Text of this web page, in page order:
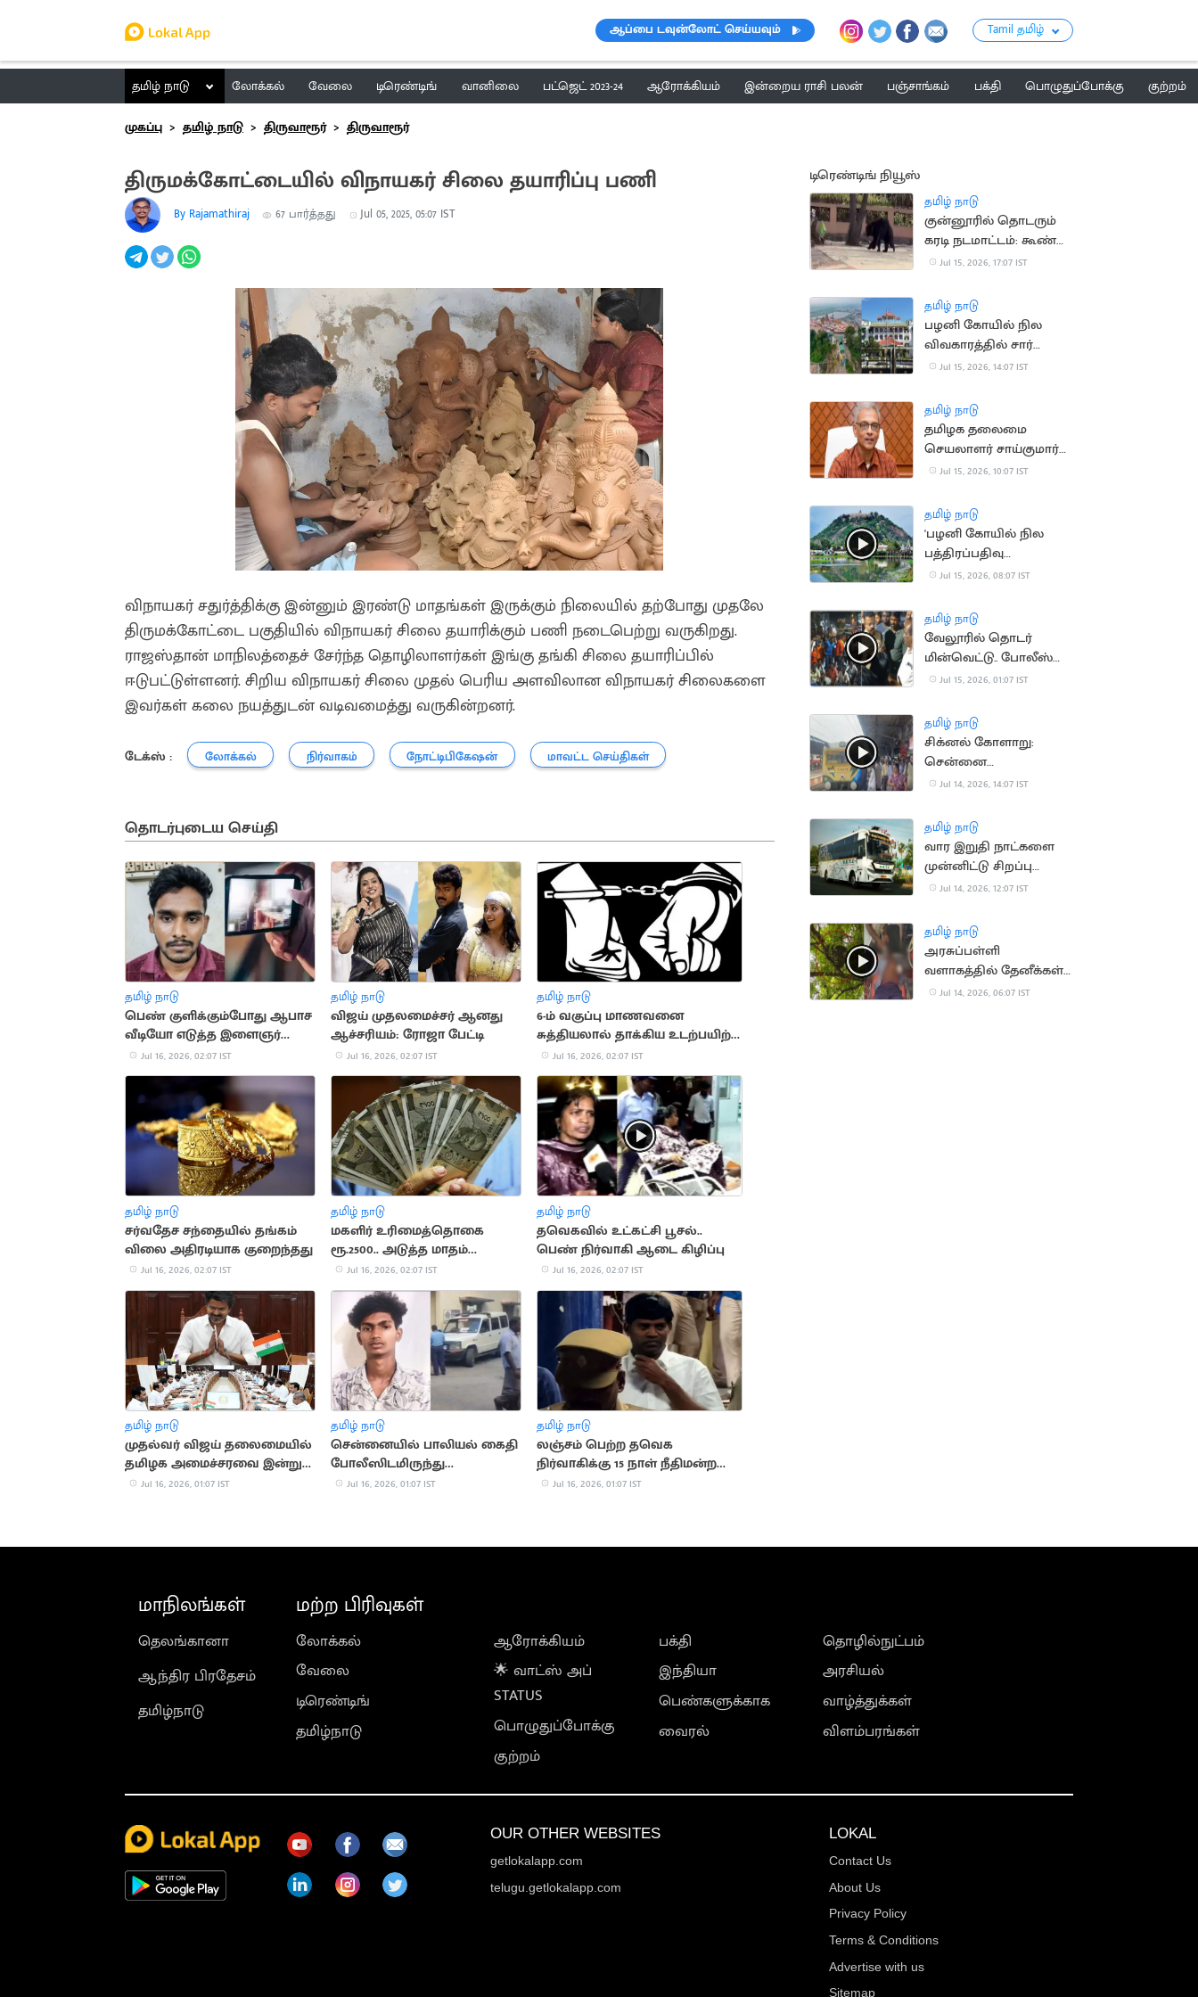
ஆப்பை டவுன்லோட் செய்யவும் Tamil தமிழ்
தமிழ் நாடு லோக்கல் வேலை டிரெண்டிங் வானிலை பட்ஜெட் 2023-24 ஆரோக்கியம் இன்றைய ராசி பலன் பஞ்சாங்கம் பக்தி பொழுதுப்போக்கு
குற்றம்
முகப்பு
தமிழ் நாடு திருவாரூர் திருவாரூர்
திருமக்கோட்டையில் விநாயகர் சிலை தயாரிப்பு பணி
By Rajamathiraj 67 பார்த்தது Jul 05, 2025, 05:07 IST
விநாயகர் சதுர்த்திக்கு இன்னும் இரண்டு மாதங்கள் இருக்கும் நிலையில் தற்போது முதலே
திருமக்கோட்டை பகுதியில் விநாயகர் சிலை தயாரிக்கும் பணி நடைபெற்று வருகிறது.
ராஜஸ்தான் மாநிலத்தைச் சேர்ந்த தொழிலாளர்கள் இங்கு தங்கி சிலை தயாரிப்பில்
ஈடுபட்டுள்ளனர். சிறிய விநாயகர் சிலை முதல் பெரிய அளவிலான விநாயகர் சிலைகளை
இவர்கள் கலை நயத்துடன் வடிவமைத்து வருகின்றனர்.
டேக்ஸ் : லோக்கல் நிர்வாகம் நோட்டிபிகேஷன் மாவட்ட செய்திகள்
தொடர்புடைய செய்தி
தமிழ் நாடு
பெண் குளிக்கும்போது ஆபாச
வீடியோ எடுத்த இளைஞர்
கைது
Jul 16, 2026, 02:07 IST
தமிழ் நாடு
விஜய் முதலமைச்சர் ஆனது
ஆச்சரியம்: ரோஜா பேட்டி
Jul 16, 2026, 02:07 IST
தமிழ் நாடு
6-ம் வகுப்பு மாணவனை
சுத்தியலால் தாக்கிய உடற்பயிற்சி
ஆசிரியர்
Jul 16, 2026, 02:07 IST
தமிழ் நாடு
சர்வதேச சந்தையில் தங்கம்
விலை அதிரடியாக குறைந்தது
Jul 16, 2026, 02:07 IST
தமிழ் நாடு
மகளிர் உரிமைத்தொகை
ரூ.2500.. அடுத்த மாதம்
வெளியாக வாய்ப்பு
Jul 16, 2026, 02:07 IST
தமிழ் நாடு
தவெகவில் உட்கட்சி பூசல்..
பெண் நிர்வாகி ஆடை கிழிப்பு
Jul 16, 2026, 02:07 IST
தமிழ் நாடு
முதல்வர் விஜய் தலைமையில்
தமிழக அமைச்சரவை இன்று
கூடுகிறது!
Jul 16, 2026, 01:07 IST
தமிழ் நாடு
சென்னையில் பாலியல் கைதி
போலீஸிடமிருந்து
தப்பியோட்டம்
Jul 16, 2026, 01:07 IST
தமிழ் நாடு
லஞ்சம் பெற்ற தவெக
நிர்வாகிக்கு 15 நாள் நீதிமன்ற
காவல்
Jul 16, 2026, 01:07 IST
டிரெண்டிங் நியூஸ்
தமிழ் நாடு
குன்னூரில் தொடரும்
கரடி நடமாட்டம்: கூண்டு
வைக்க பொதுமக்கள்
Jul 15, 2026, 17:07 IST
தமிழ் நாடு
பழனி கோயில் நில
விவகாரத்தில் சார்
பதிவாளர் கைதுக்கு
Jul 15, 2026, 14:07 IST
தமிழ் நாடு
தமிழக தலைமை
செயலாளர் சாய்குமார்
பதவிக்காலம் 6
Jul 15, 2026, 10:07 IST
தமிழ் நாடு
'பழனி கோயில் நில
பத்திரப்பதிவு
செல்லாது'.. நீதிமன்றம்
Jul 15, 2026, 08:07 IST
தமிழ் நாடு
வேலூரில் தொடர்
மின்வெட்டு.. போலீஸ்
பேச்சால் சர்ச்சை
Jul 15, 2026, 01:07 IST
தமிழ் நாடு
சிக்னல் கோளாறு:
சென்னை
கடற்கரையில் புறநகர்
Jul 14, 2026, 14:07 IST
தமிழ் நாடு
வார இறுதி நாட்களை
முன்னிட்டு சிறப்பு
பேருந்துகள் இயக்கம்
Jul 14, 2026, 12:07 IST
தமிழ் நாடு
அரசுப்பள்ளி
வளாகத்தில் தேனீக்கள்
கொட்டி 50
Jul 14, 2026, 06:07 IST
மாநிலங்கள்
தெலங்கானா
ஆந்திர பிரதேசம்
தமிழ்நாடு
மற்ற பிரிவுகள்
லோக்கல்
வேலை
டிரெண்டிங்
தமிழ்நாடு
ஆரோக்கியம்
🌟 வாட்ஸ் அப்
STATUS
பொழுதுப்போக்கு
குற்றம்
பக்தி
இந்தியா
பெண்களுக்காக
வைரல்
தொழில்நுட்பம்
அரசியல்
வாழ்த்துக்கள்
விளம்பரங்கள்
OUR OTHER WEBSITES
getlokalapp.com
telugu.getlokalapp.com
LOKAL
Contact Us
About Us
Privacy Policy
Terms & Conditions
Advertise with us
Sitemap